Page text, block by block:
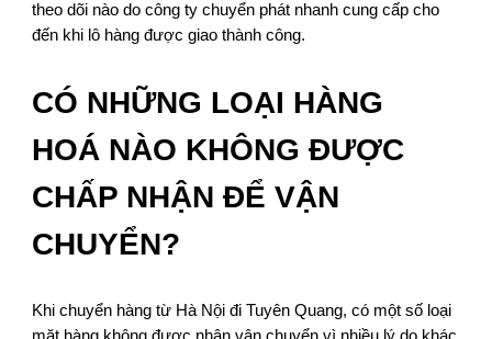
theo dõi nào do công ty chuyển phát nhanh cung cấp cho
đến khi lô hàng được giao thành công.
CÓ NHỮNG LOẠI HÀNG
HOÁ NÀO KHÔNG ĐƯỢC
CHẤP NHẬN ĐỂ VẬN
CHUYỂN?
Khi chuyển hàng từ Hà Nội đi Tuyên Quang, có một số loại